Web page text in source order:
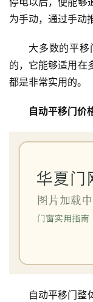
页
门
为手动，通过手动
大多数的平
的，它能够适用在
都是非常实用的。
自动平移门价
自动平移门整